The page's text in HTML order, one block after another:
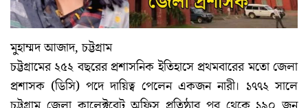
মুহাম্মদ আজাদ, চট্টগ্রাম
চট্টগ্রামের ২৫২ বছরের প্রশাসনিক ইতিহাসে প্রথমবারের মতো জেলা
প্রশাসক (ডিসি) পদে দায়িত্ব পেলেন একজন নারী। ১৭৭২ সালে